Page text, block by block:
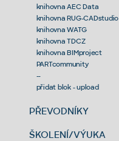
knihovna AEC Data
knihovna RUG-CADstudio
knihovna WATG
knihovna TDCZ
knihovna BIMproject
PARTcommunity
--
přidat blok - upload
PŘEVODNÍKY
ŠKOLENÍ/VÝUKA